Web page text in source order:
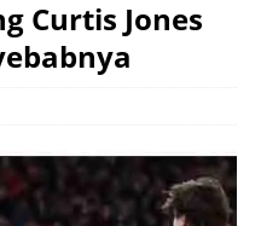
Curtis Jones